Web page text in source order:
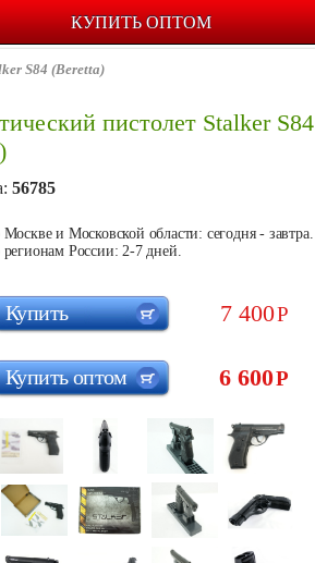
КУПИТЬ ОПТОМ
S84 (Beretta)
пистолет Stalker S84
56785
и Московской области: сегодня - завтра.
регионам России: 2-7 дней.
7 400Р
Купить
6 600Р
Купить оптом